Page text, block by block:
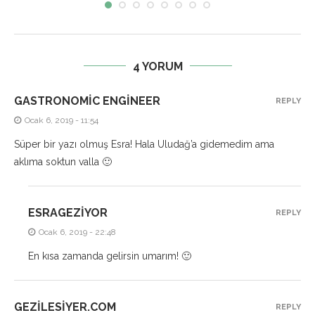
4 YORUM
GASTRONOMIC ENGINEER
Ocak 6, 2019 - 11:54
Süper bir yazı olmuş Esra! Hala Uludağ’a gidemedim ama
aklıma soktun valla 🙂
REPLY
ESRAGEZIYOR
Ocak 6, 2019 - 22:48
En kısa zamanda gelirsin umarım! 🙂
REPLY
GEZILESIYER.COM REPLY